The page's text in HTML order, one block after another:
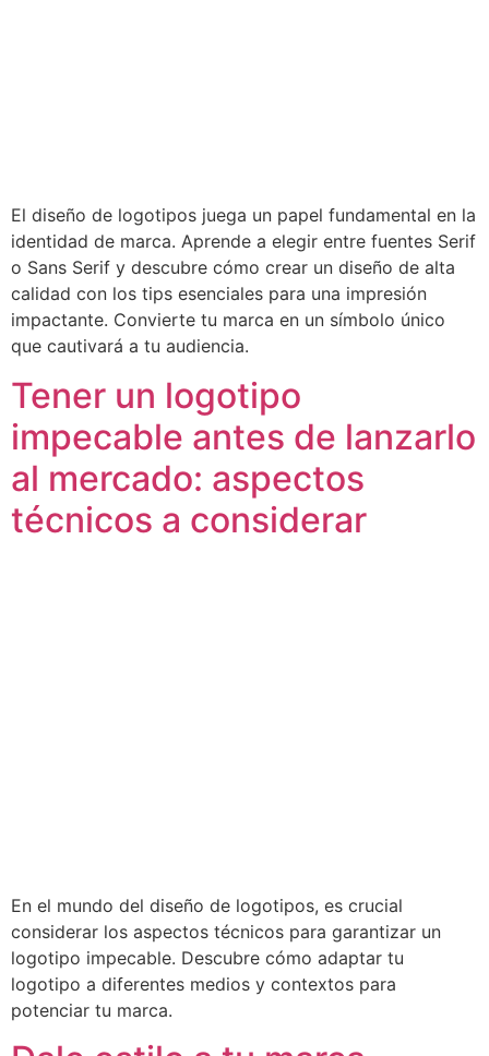
El diseño de logotipos juega un papel fundamental en la
identidad de marca. Aprende a elegir entre fuentes Serif
o Sans Serif y descubre cómo crear un diseño de alta
calidad con los tips esenciales para una impresión
impactante. Convierte tu marca en un símbolo único
que cautivará a tu audiencia.
Tener un logotipo
impecable antes de lanzarlo
al mercado: aspectos
técnicos a considerar
En el mundo del diseño de logotipos, es crucial
considerar los aspectos técnicos para garantizar un
logotipo impecable. Descubre cómo adaptar tu
logotipo a diferentes medios y contextos para
potenciar tu marca.